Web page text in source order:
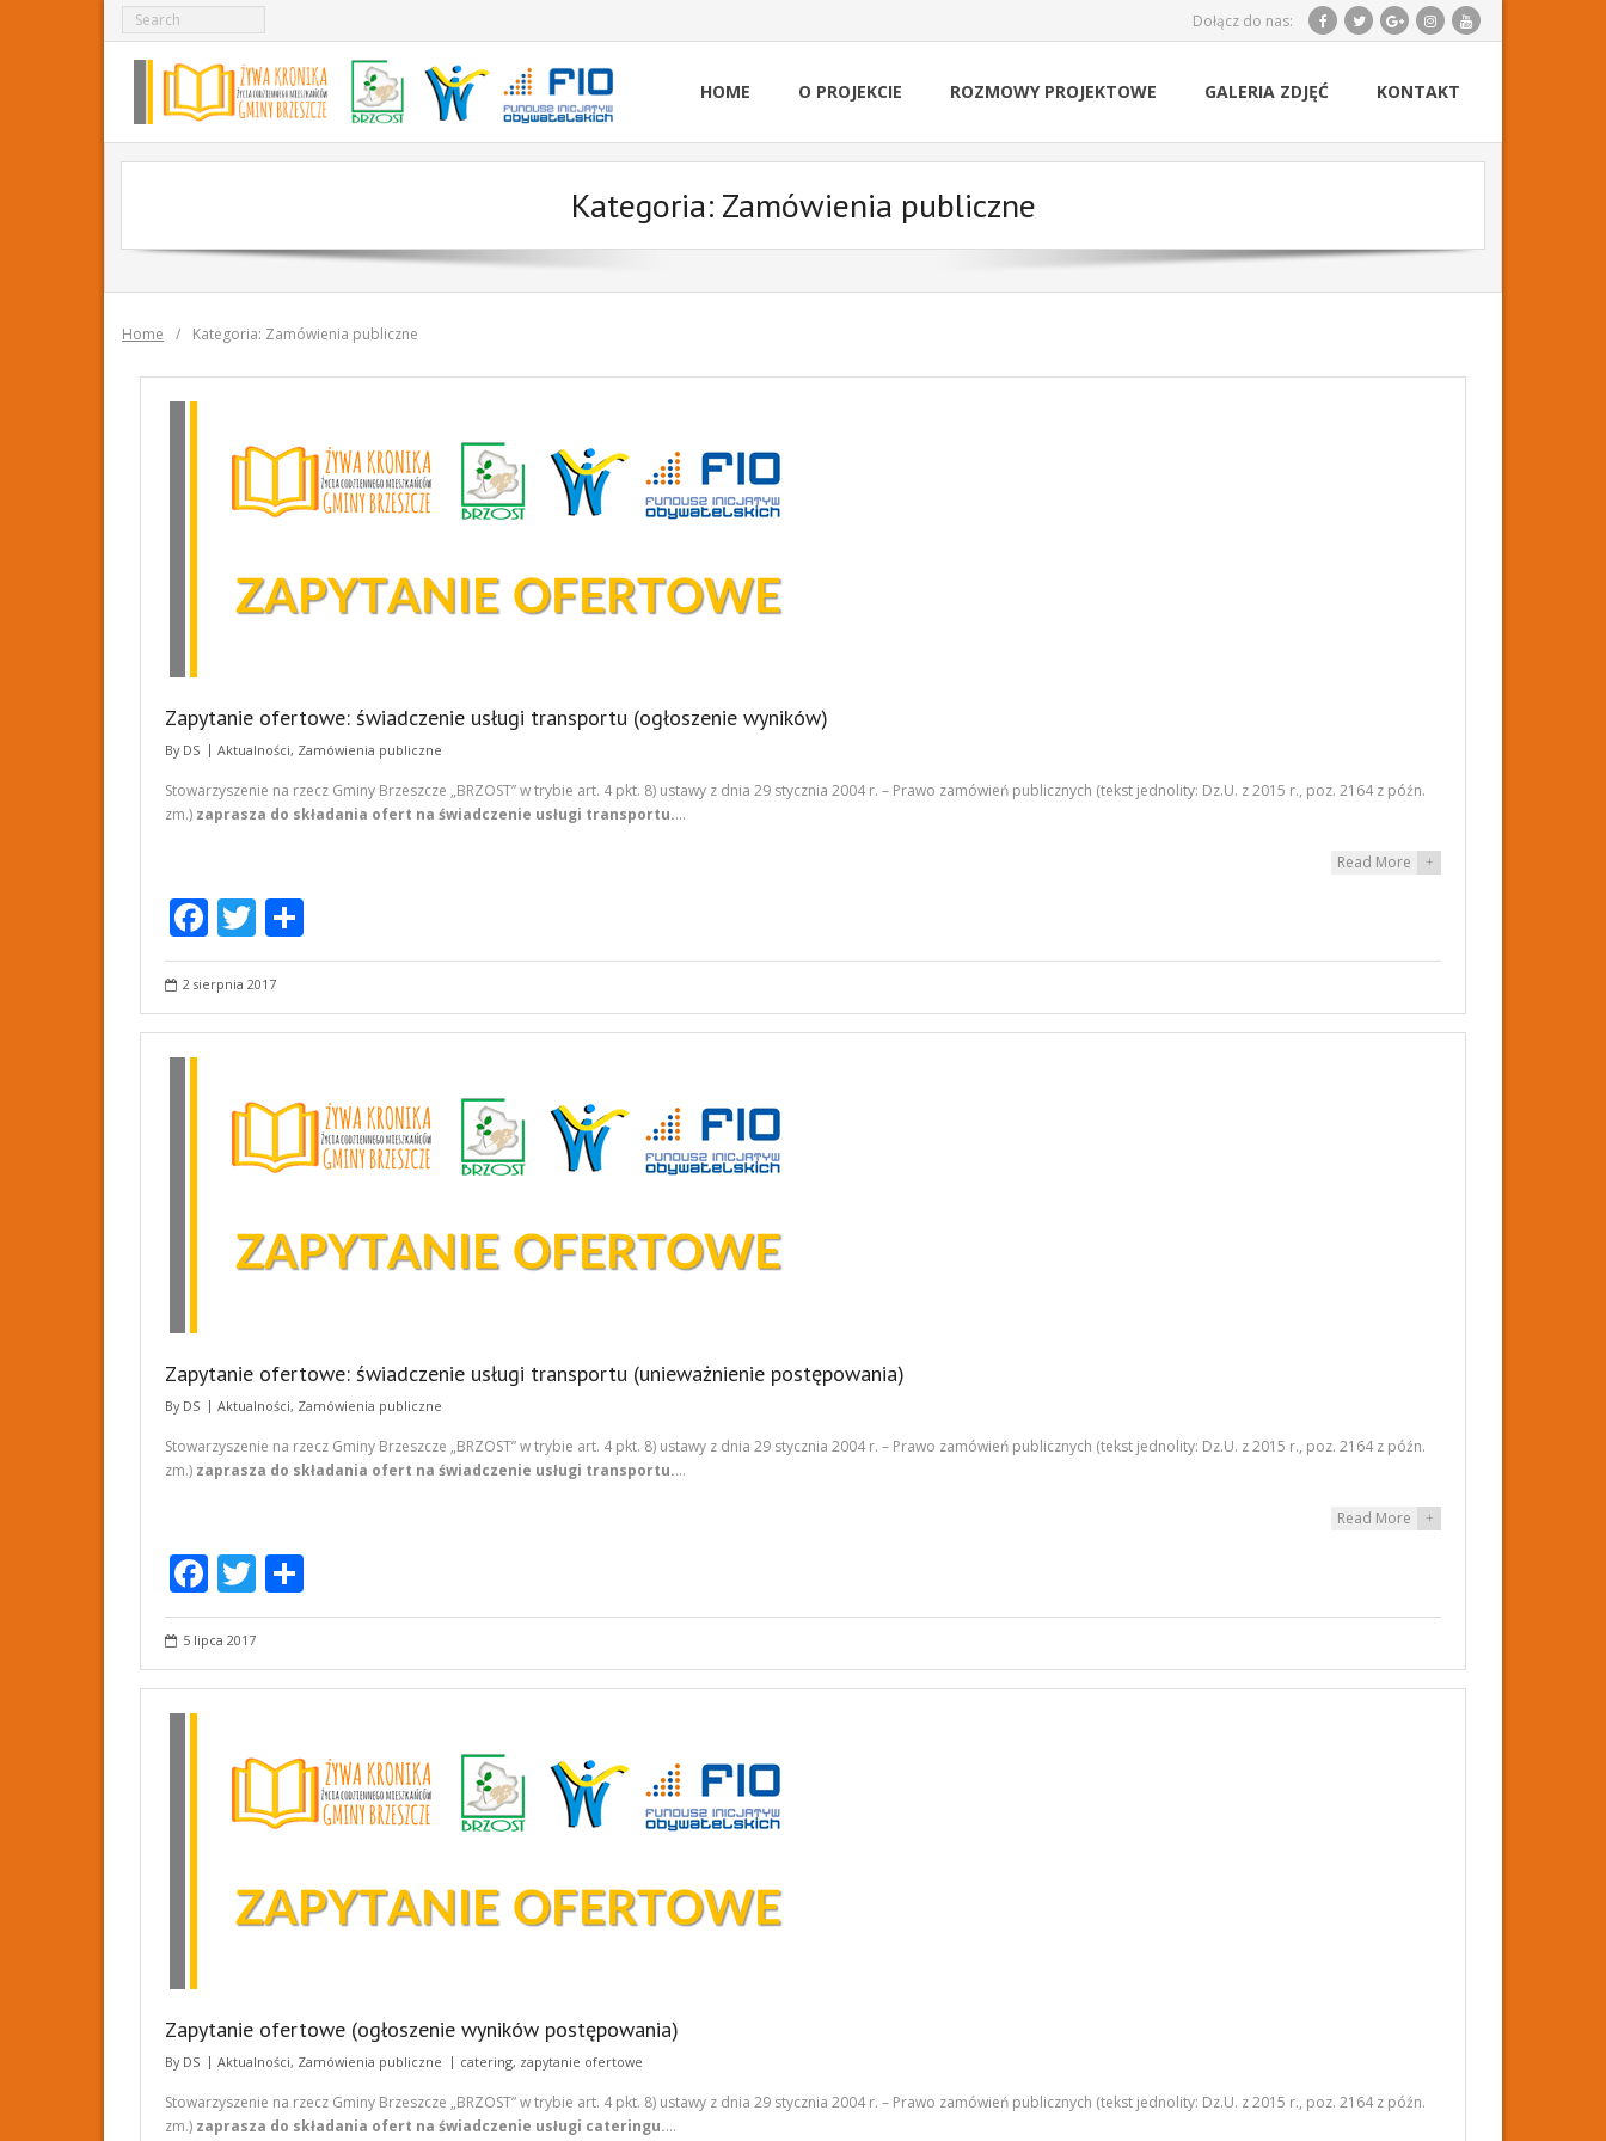
Skip
content
Dołącz do nas:
HOME O PROJEKCIE ROZMOWY PROJEKTOWE GALERIA ZDJĘĆ KONTAKT
Kategoria: Zamówienia publiczne
Home / Kategoria: Zamówienia publiczne
Zapytanie ofertowe: świadczenie usługi transportu (ogłoszenie wyników)
By DS Aktualności, Zamówienia publiczne
Stowarzyszenie na rzecz Gminy Brzeszcze „BRZOST” w trybie art. 4 pkt. 8) ustawy z dnia 29 stycznia 2004 r. – Prawo zamówień publicznych (tekst jednolity: Dz.U. z 2015 r., poz. 2164 z późn.
zm.) zaprasza do składania ofert na świadczenie usługi transportu.…
Read More +
F
ac
e
b
T
w
itt
er
h
e
2 sierpnia 2017
Zapytanie ofertowe: świadczenie usługi transportu (unieważnienie postępowania)
By DS Aktualności, Zamówienia publiczne
Stowarzyszenie na rzecz Gminy Brzeszcze „BRZOST” w trybie art. 4 pkt. 8) ustawy z dnia 29 stycznia 2004 r. – Prawo zamówień publicznych (tekst jednolity: Dz.U. z 2015 r., poz. 2164 z późn.
zm.) zaprasza do składania ofert na świadczenie usługi transportu.…
Read More +
F
ac
e
b
T
w
er
h
e
5 lipca 2017
Zapytanie ofertowe (ogłoszenie wyników postępowania)
By DS Aktualności, Zamówienia publiczne catering, zapytanie ofertowe
Stowarzyszenie na rzecz Gminy Brzeszcze „BRZOST” w trybie art. 4 pkt. 8) ustawy z dnia 29 stycznia 2004 r. – Prawo zamówień publicznych (tekst jednolity: Dz.U. z 2015 r., poz. 2164 z późn.
zm.) zaprasza do składania ofert na świadczenie usługi cateringu.…